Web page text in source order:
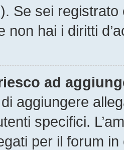
Se sei
non hai i diritti
ad
aggiungere
specifici.
per il forum